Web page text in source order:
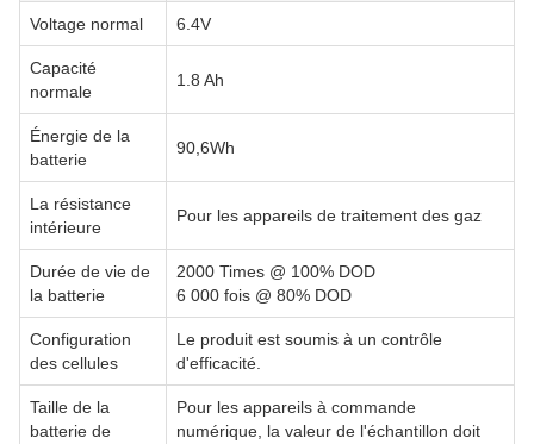
Voltage normal 6.4V
Capacité
normale
1.8 Ah
Énergie de la
batterie
90,6Wh
La résistance
intérieure
Pour les appareils de traitement des gaz
Durée de vie de
la batterie
2000 Times @ 100% DOD
6 000 fois @ 80% DOD
Configuration
des cellules
Le produit est soumis à un contrôle
d'efficacité.
Taille de la
batterie de
Pour les appareils à commande
numérique, la valeur de l'échantillon doit